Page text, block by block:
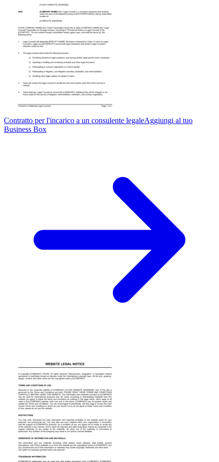
Contratto per l'incarico a un consulente legaleAggiungi al tuo
Business Box